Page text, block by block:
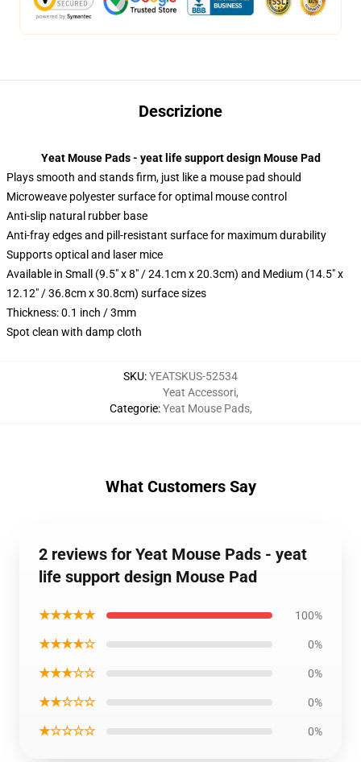
Descrizione
Yeat Mouse Pads - yeat life support design Mouse Pad
Plays smooth and stands firm, just like a mouse pad should
Microweave polyester surface for optimal mouse control
Anti-slip natural rubber base
Anti-fray edges and pill-resistant surface for maximum durability
Supports optical and laser mice
Available in Small (9.5" x 8" / 24.1cm x 20.3cm) and Medium (14.5" x
12.12" / 36.8cm x 30.8cm) surface sizes
Thickness: 0.1 inch / 3mm
Spot clean with damp cloth
SKU:YEATSKUS-52534
Categorie:
Yeat Accessori,
Yeat Mouse Pads,
What Customers Say
2 reviews for Yeat Mouse Pads - yeat
life support design Mouse Pad
★★★★★ 100%
★★★★☆ 0%
★★★☆☆ 0%
★★☆☆☆ 0%
★☆☆☆☆ 0%